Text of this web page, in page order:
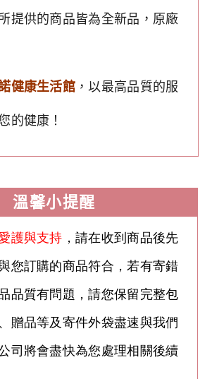
提供的商品皆為全新品，原廠
健康生活館 ，以最高品質的服
的健康！
溫馨小提醒
護與支持 ，請在收到商品後先
您訂購的商品符合，若有寄錯
品質有問題，請您保留完整包
贈品等及寄件外袋盡速與我們
司將會盡快為您處理相關後續